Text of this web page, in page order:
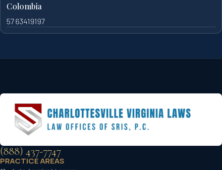
Colombia
57 63419197
(888) 437-7747
PRACTICE AREAS